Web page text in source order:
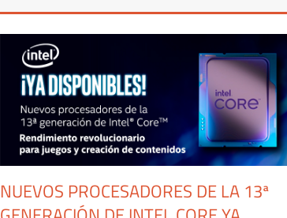
NUEVOS PROCESADORES DE LA 13ª